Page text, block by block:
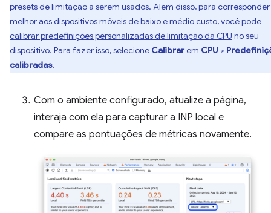
presets de limitação a serem usados. Além disso, para corresponder
melhor aos dispositivos móveis de baixo e médio custo, você pode
calibrar predefinições personalizadas de limitação da CPU no seu
dispositivo. Para fazer isso, selecione Calibrarem CPU >
calibradas.
Com o ambiente configurado, atualize a página,
interaja com ela para capturar a INP local e
compare as pontuações de métricas novamente.